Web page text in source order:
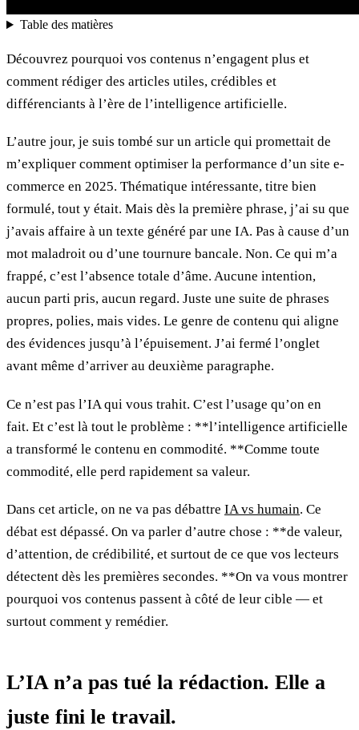
Table des matières
Découvrez pourquoi vos contenus n’engagent plus et
comment rédiger des articles utiles, crédibles et
différenciants à l’ère de l’intelligence artificielle.
L’autre jour, je suis tombé sur un article qui promettait de
m’expliquer comment optimiser la performance d’un site e-
commerce en 2025. Thématique intéressante, titre bien
formulé, tout y était. Mais dès la première phrase, j’ai su que
j’avais affaire à un texte généré par une IA. Pas à cause d’un
mot maladroit ou d’une tournure bancale. Non. Ce qui m’a
frappé, c’est l’absence totale d’âme. Aucune intention,
aucun parti pris, aucun regard. Juste une suite de phrases
propres, polies, mais vides. Le genre de contenu qui aligne
des évidences jusqu’à l’épuisement. J’ai fermé l’onglet
avant même d’arriver au deuxième paragraphe.
Ce n’est pas l’IA qui vous trahit. C’est l’usage qu’on en
fait. Et c’est là tout le problème : **l’intelligence artificielle
a transformé le contenu en commodité. **Comme toute
commodité, elle perd rapidement sa valeur.
Dans cet article, on ne va pas débattre IA vs humain. Ce
débat est dépassé. On va parler d’autre chose : **de valeur,
d’attention, de crédibilité, et surtout de ce que vos lecteurs
détectent dès les premières secondes. **On va vous montrer
pourquoi vos contenus passent à côté de leur cible — et
surtout comment y remédier.
L’IA n’a pas tué la rédaction. Elle a
juste fini le travail.